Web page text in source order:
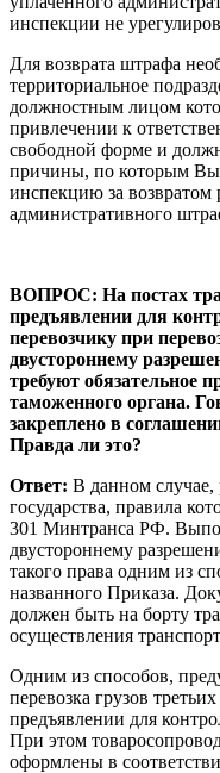
инспекции не
Для возврата штрафа
территориальное
должностным лицом
привлечении к
свободной форме и
причины, по которым Вы
инспекцию за возвратом
административного
ВОПРОС: На постах
предъявлении для
перевозчику при
двустороннему
требуют обязательное
таможенного органа.
закреплено в
Правда ли это?
Ответ: В данном случае,
государства, правила
301 Минтранса РФ.
двустороннему
такого права одним из
названного Приказа.
должен быть на борту
осуществления
Одним из способов,
перевозка грузов
предъявлении для
При этом
оформлены в